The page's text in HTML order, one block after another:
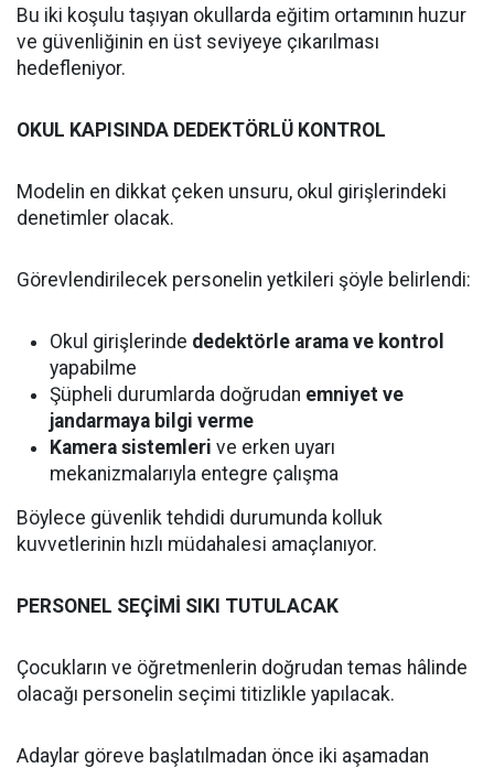
Bu iki koşulu taşıyan okullarda eğitim ortamının huzur
ve güvenliğinin en üst seviyeye çıkarılması
hedefleniyor.
OKUL KAPISINDA DEDEKTÖRLÜ KONTROL
Modelin en dikkat çeken unsuru, okul girişlerindeki
denetimler olacak.
Görevlendirilecek personelin yetkileri şöyle belirlendi:
Okul girişlerinde dedektörle arama ve kontrol
yapabilme
Şüpheli durumlarda doğrudan emniyet ve
jandarmaya bilgi verme
Kamera sistemleri ve erken uyarı
mekanizmalarıyla entegre çalışma
Böylece güvenlik tehdidi durumunda kolluk
kuvvetlerinin hızlı müdahalesi amaçlanıyor.
PERSONEL SEÇİMİ SIKI TUTULACAK
Çocukların ve öğretmenlerin doğrudan temas hâlinde
olacağı personelin seçimi titizlikle yapılacak.
Adaylar göreve başlatılmadan önce iki aşamadan